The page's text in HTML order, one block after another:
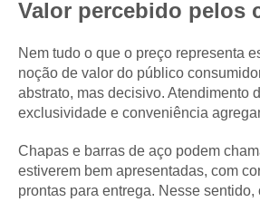
Valor percebido pelos
Nem tudo o que o preço representa
noção de valor do público
abstrato, mas decisivo. Atendimento
exclusividade e conveniência
Chapas e barras de aço podem
estiverem bem apresentadas, com
prontas para entrega. Nesse sentido,